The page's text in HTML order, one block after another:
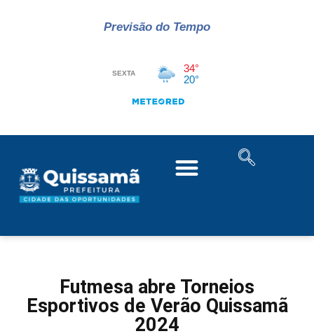
Previsão do Tempo
Futmesa abre Torneios
Esportivos de Verão Quissamã
2024